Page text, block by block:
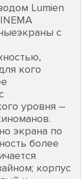
Lumien
с
кого
уровня –
экрана по
более
корпус